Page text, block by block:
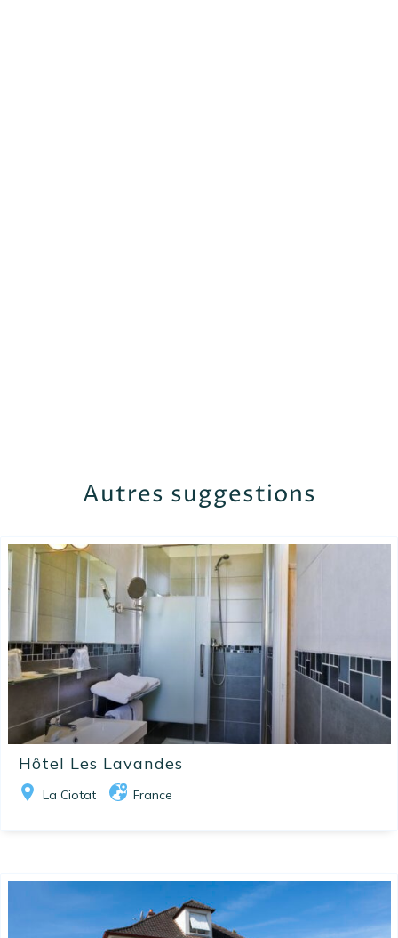
Autres suggestions
Hôtel Les Lavandes
La Ciotat France